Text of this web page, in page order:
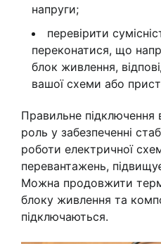
напруги;
перевірити
переконатися, що
блок живлення,
вашої схеми або
Правильне підключення
роль у забезпеченні
роботи електричної
перевантажень,
Можна продовжити
блоку живлення та
підключаються.